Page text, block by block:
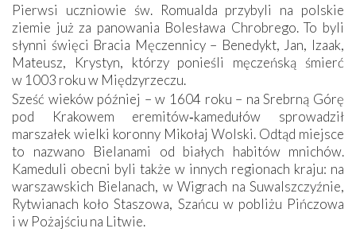
Pierwsi uczniowie św. Romualda przybyli na polskie
ziemie już za panowania Bolesława Chrobrego. To byli
słynni święci Bracia Męczennicy – Benedykt, Jan, Izaak,
Mateusz, Krystyn, którzy ponieśli męczeńską śmierć
w 1003 roku w Międzyrzeczu.
Sześć wieków później – w 1604 roku – na Srebrną Górę
pod Krakowem eremitów‑kamedułów sprowadził
marszałek wielki koronny Mikołaj Wolski. Odtąd miejsce
to nazwano Bielanami od białych habitów mnichów.
Kameduli obecni byli także w innych regionach kraju: na
warszawskich Bielanach, w Wigrach na Suwalszczyźnie,
Rytwianach koło Staszowa, Szańcu w pobliżu Pińczowa
i w Pożajściu na Litwie.